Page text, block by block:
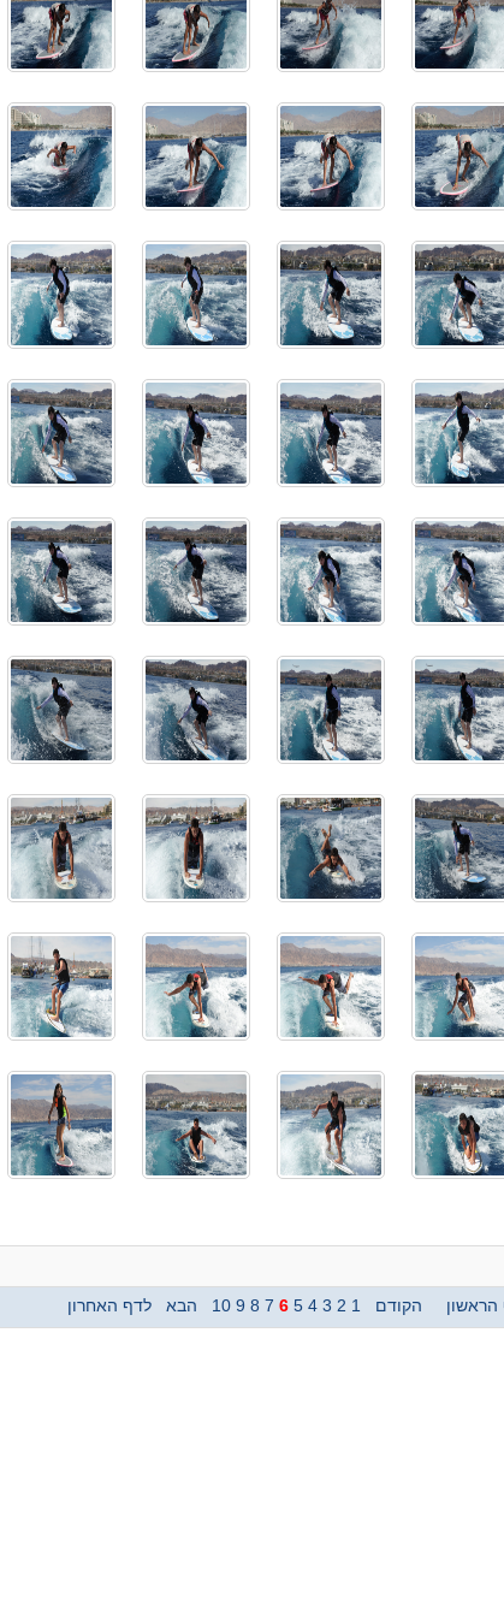
הראשון הקודם 1
2
3
4
5
6
7
8
9
10 הבא לדף האחרון